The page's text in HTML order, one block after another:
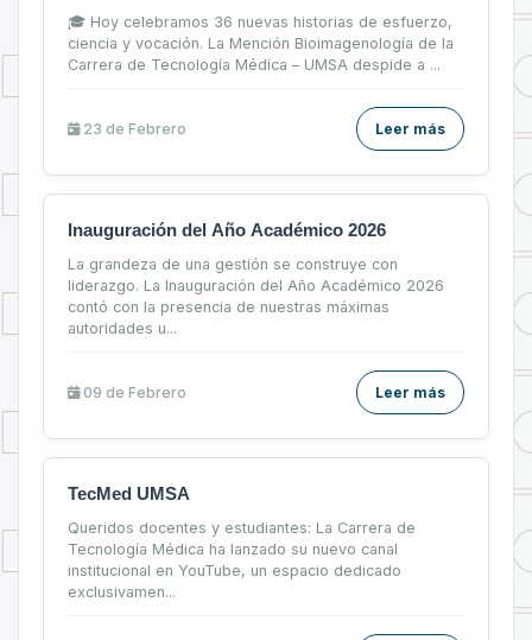
🎓 Hoy celebramos 36 nuevas historias de esfuerzo,
ciencia y vocación. La Mención Bioimagenología de la
Carrera de Tecnología Médica – UMSA despide a ...
23 de Febrero Leer más
Inauguración del Año Académico 2026
La grandeza de una gestión se construye con
liderazgo. La Inauguración del Año Académico 2026
contó con la presencia de nuestras máximas
autoridades u...
09 de Febrero Leer más
TecMed UMSA
Queridos docentes y estudiantes: La Carrera de
Tecnología Médica ha lanzado su nuevo canal
institucional en YouTube, un espacio dedicado
exclusivamen...